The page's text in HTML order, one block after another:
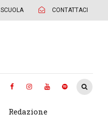
SCUOLA CONTATTACI
Redazione